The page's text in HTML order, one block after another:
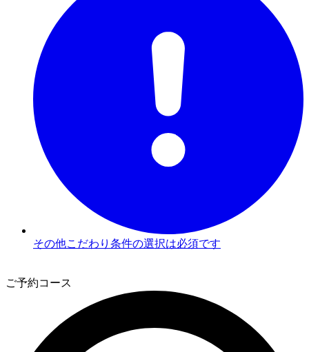
その他こだわり条件の選択は必須です
ご予約コース